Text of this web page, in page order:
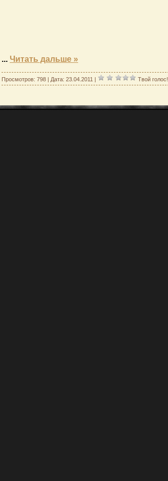
... Читать дальше »
Просмотров: 798 | Дата: 23.04.2011 | Твой голос!